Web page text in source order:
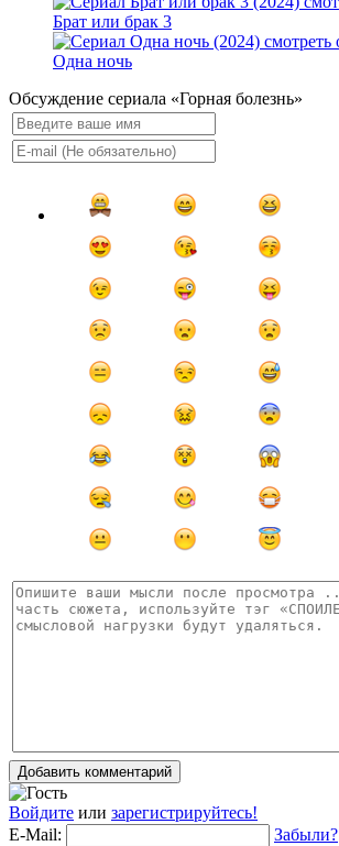
Брат или брак 3
Одна ночь
Обсуждение сериала «Горная болезнь»
Добавить комментарий
Войдите или зарегистрируйтесь!
E-Mail:
Забыли?